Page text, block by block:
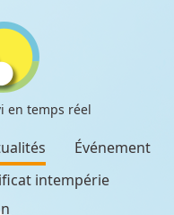
en temps réel
Événement
intempérie